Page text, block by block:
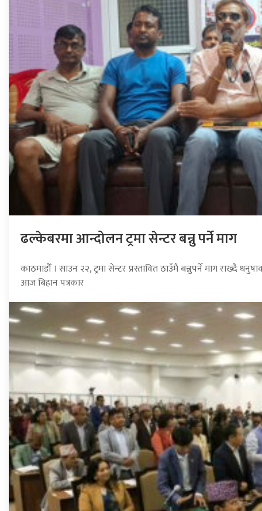
ढल्केबरमा आन्दोलन ट्रमा सेन्टर बन्नु पर्ने माग
काठमाडौँ । साउन २२, ट्रमा सेन्टर प्रस्तावित ठाउँमै बन्नुपर्ने माग
आज बिहान पत्रकार